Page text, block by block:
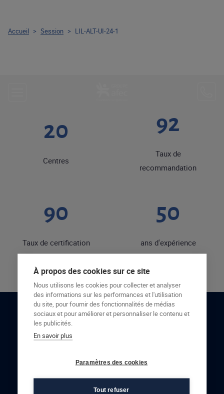
20
Centres
92
Taux de
recommandation
90
Taux de certification
50
ans d'expérience
RESTONS EN CONTACT
Accueil > Session > LIL-ALT-UI-24-1
À propos des cookies sur ce site
Nous utilisons les cookies pour collecter et analyser
des informations sur les performances et l'utilisation
du site, pour fournir des fonctionnalités de médias
sociaux et pour améliorer et personnaliser le contenu et
les publicités.
En savoir plus
Paramètres des cookies
Tout refuser